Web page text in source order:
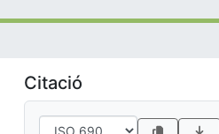
Citació